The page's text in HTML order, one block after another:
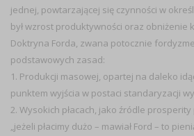
jednej, powtarzającej się czynności w
był wzrost produktywności oraz obniżenie
Doktryna Forda, zwana potocznie
podstawowych zasad:
1. Produkcji masowej, opartej na daleko
punktem wyjścia w postaci standaryzacji
2. Wysokich płacach, jako źródle
„jeżeli płacimy dużo – mawiał Ford – to